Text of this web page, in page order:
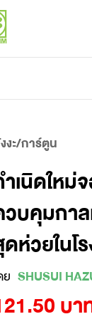
งะ/การ์ตูน
เนิดใหม่
บคุมกาล
ห่วยในโ
ย SHUSUI
บา